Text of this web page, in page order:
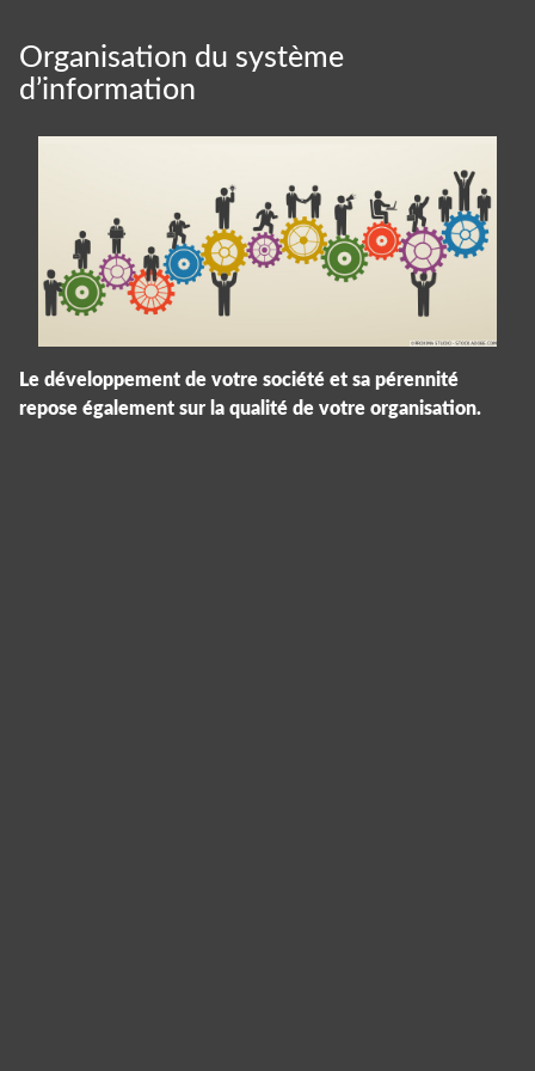
Organisation du système
d’information
Le développement de votre société et sa pérennité
repose également sur la qualité de votre organisation.